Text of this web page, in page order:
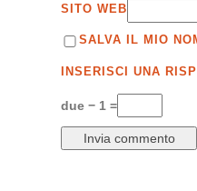
SITO WEB
SALVA IL MIO
INSERISCI UNA
due − 1 =